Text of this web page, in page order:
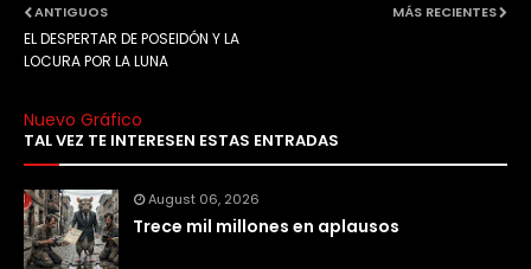
MÁS RECIENTES
ANTIGUOS
EL DESPERTAR DE POSEIDÓN Y LA
LOCURA POR LA LUNA
Nuevo Gráfico
TAL VEZ TE INTERESEN ESTAS ENTRADAS
August 06, 2026
Trece mil millones en aplausos